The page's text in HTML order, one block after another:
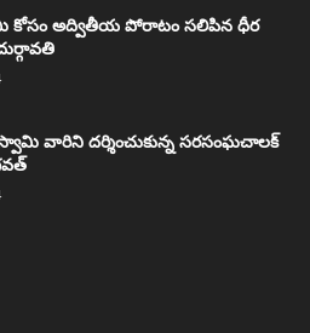
కోసం అద్వితీయ పోరాటం సలిపిన ధీర
వారిని దర్శించుకున్న సరసంఘచాలక్